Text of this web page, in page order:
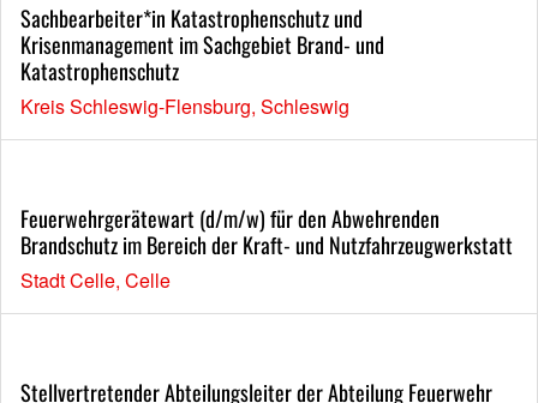
Sachbearbeiter*in Katastrophenschutz und
Krisenmanagement im Sachgebiet Brand- und
Katastrophenschutz
Kreis Schleswig-Flensburg, Schleswig
Feuerwehrgerätewart (d/m/w) für den Abwehrenden
Brandschutz im Bereich der Kraft- und Nutzfahrzeugwerkstatt
Stadt Celle, Celle
Stellvertretender Abteilungsleiter der Abteilung Feuerwehr